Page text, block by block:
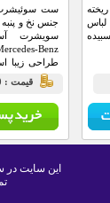
جنس نخ و
سویشرت
طراحی زیبا
آن فري سايز
قيمت : 998000 تومان
این سایت در